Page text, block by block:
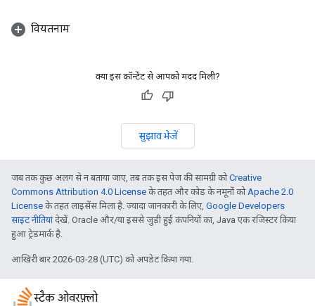
वियतनाम
क्या इस कॉन्टेंट से आपको मदद मिली?
सुझाव भेजें
जब तक कुछ अलग से न बताया जाए, तब तक इस पेज की सामग्री कोCreative
Commons Attribution 4.0 License के तहत और कोड के नमूनों कोApache 2.0
License के तहत लाइसेंस मिला है. ज़्यादा जानकारी के लिए, Google Developers
साइट नीतियांदेखें. Oracle और/या इससे जुड़ी हुई कंपनियों का, Java एक रजिस्टर किया
हुआ ट्रेडमार्क है.
आखिरी बार 2026-03-28 (UTC) को अपडेट किया गया.
स्टैक ओवरफ़्लो